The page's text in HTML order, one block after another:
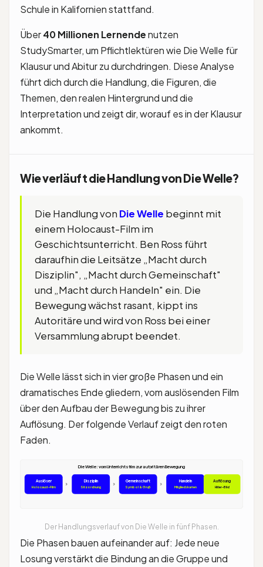
Schule in Kalifornien stattfand.
Über40 Millionen Lernendenutzen
StudySmarter, um Pflichtlektüren wie Die Welle für
Klausur und Abitur zu durchdringen. Diese Analyse
führt dich durch die Handlung, die Figuren, die
Themen, den realen Hintergrund und die
Interpretation und zeigt dir, worauf es in der Klausur
ankommt.
Wie verläuft die Handlung von Die Welle?
Die Handlung von Die Welle beginnt mit
einem Holocaust-Film im
Geschichtsunterricht. Ben Ross führt
daraufhin die Leitsätze „Macht durch
Disziplin", „Macht durch Gemeinschaft"
und „Macht durch Handeln" ein. Die
Bewegung wächst rasant, kippt ins
Autoritäre und wird von Ross bei einer
Versammlung abrupt beendet.
Die Welle lässt sich in vier große Phasen und ein
dramatisches Ende gliedern, vom auslösenden Film
über den Aufbau der Bewegung bis zu ihrer
Auflösung. Der folgende Verlauf zeigt den roten
Faden.
Auslöser
Holocaust-Film › Disziplin
Sitzordnung › Gemeinschaft
Symbol & Gruß › Handeln
Mitgliedskarten
Auflösung
Hitler-Bild
Die Welle: vom Unterrichtsfilm zur autoritären Bewegung
Der Handlungsverlauf von Die Welle in fünf Phasen.
Die Phasen bauen aufeinander auf: Jede neue
Losung verstärkt die Bindung an die Gruppe und